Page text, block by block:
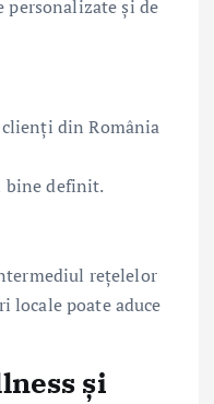
personalizate și de
din România
bine definit.
rețelelor
locale poate aduce
și